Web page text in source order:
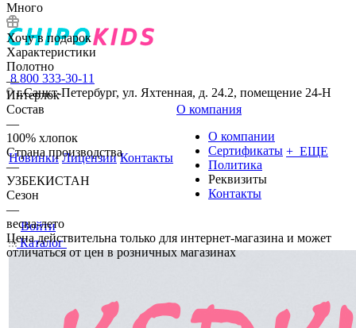
8 800 333-30-11
г.Санкт-Петербург, ул. Яхтенная, д. 24.2, помещение 24-Н
Новинки Лицензии Контакты
О компания
О компании
Сертификаты
Политика
Реквизиты
Контакты
+ ЕЩЕ
Войти
Каталог
Много
Хочу в подарок
Характеристики
Полотно
—
Интерлок
Состав
—
100% хлопок
Страна производства
—
УЗБЕКИСТАН
Сезон
—
весна-лето
Цена действительна только для интернет-магазина и может
отличаться от цен в розничных магазинах